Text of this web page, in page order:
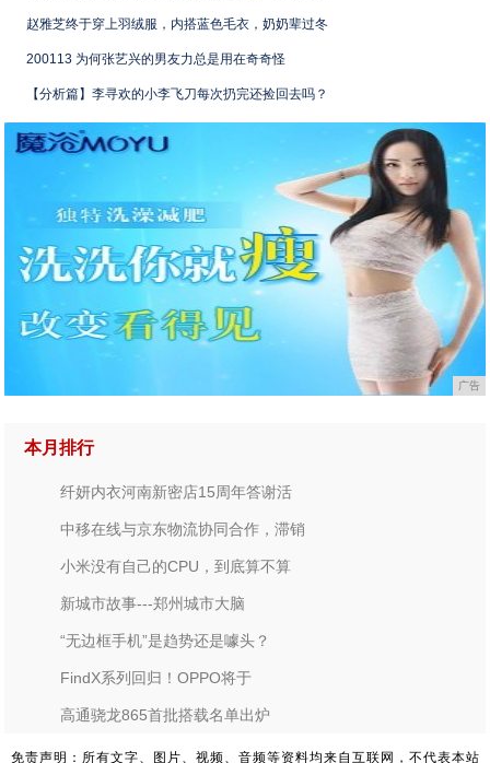
赵雅芝终于穿上羽绒服，内搭蓝色毛衣，奶奶辈过冬
200113 为何张艺兴的男友力总是用在奇奇怪
【分析篇】李寻欢的小李飞刀每次扔完还捡回去吗？
广告
本月排行
纤妍内衣河南新密店15周年答谢活
中移在线与京东物流协同合作，滞销
小米没有自己的CPU，到底算不算
新城市故事---郑州城市大脑
“无边框手机”是趋势还是噱头？
FindX系列回归！OPPO将于
高通骁龙865首批搭载名单出炉
免责声明：所有文字、图片、视频、音频等资料均来自互联网，不代表本站